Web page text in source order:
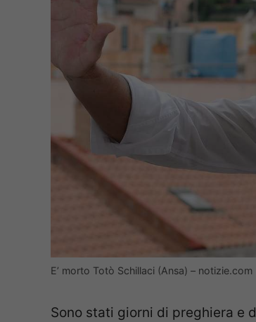
E’ morto Totò Schillaci (Ansa) – notizie.com
Sono stati giorni di preghiera e